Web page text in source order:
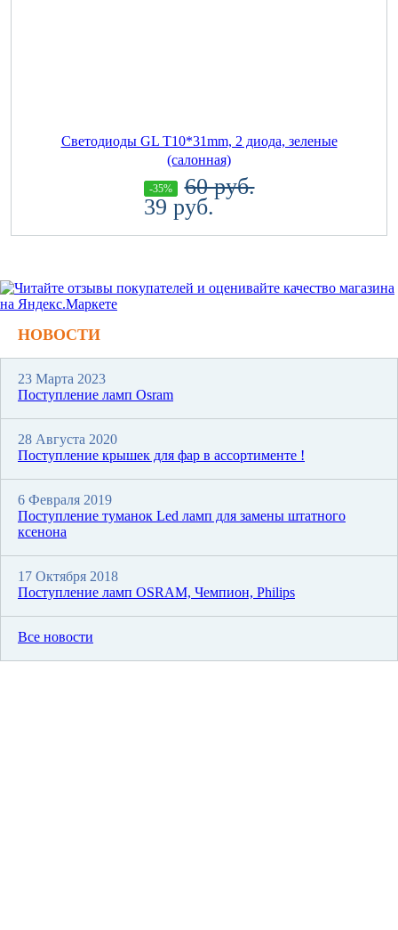
Светодиоды GL T10*31mm, 2 диода, зеленые
(салонная)
-35% 60 руб.
39 руб.
НОВОСТИ
23 Марта 2023
Поступление ламп Osram
28 Августа 2020
Поступление крышек для фар в ассортименте !
6 Февраля 2019
Поступление туманок Led ламп для замены штатного
ксенона
17 Октября 2018
Поступление ламп OSRAM, Чемпион, Philips
Все новости